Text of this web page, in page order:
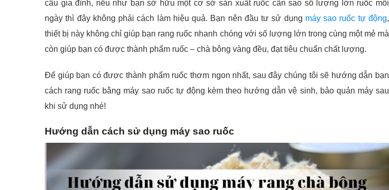
cầu gia đình, nếu như bạn sở hữu một cơ sở sản xuất ruốc cần sao số lượng lớn ruốc mỗi
ngày thì đây không phải cách làm hiệu quả. Bạn nên đầu tư sử dụng máy sao ruốc tự động,
thiết bị này không chỉ giúp bạn rang ruốc nhanh chóng với số lượng lớn trong cùng một mẻ mà
còn giúp bạn có được thành phẩm ruốc – chà bông vàng đều, đạt tiêu chuẩn chất lượng.
Để giúp bạn có được thành phẩm ruốc thơm ngon nhất, sau đây chúng tôi sẽ hướng dẫn bạn
cách rang ruốc bằng máy sao ruốc tự động kèm theo hướng dẫn vệ sinh, bảo quản máy sau
khi sử dụng nhé!
Hướng dẫn cách sử dụng máy sao ruốc